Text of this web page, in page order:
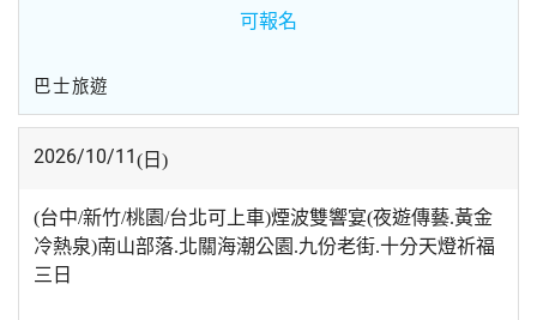
可報名
巴士旅遊
2026/10/11(日)
(台中/新竹/桃園/台北可上車)煙波雙響宴(夜遊傳藝.黃金
冷熱泉)南山部落.北關海潮公園.九份老街.十分天燈祈福
三日